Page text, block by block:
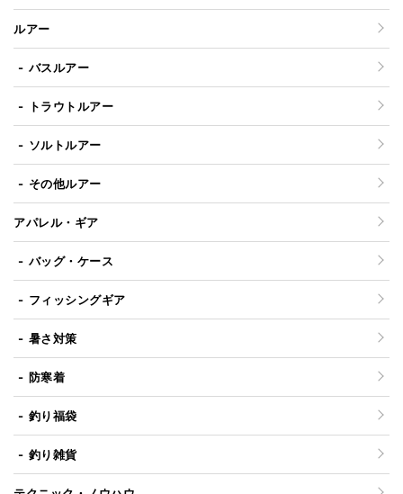
ルアー
バスルアー
トラウトルアー
ソルトルアー
その他ルアー
アパレル・ギア
バッグ・ケース
フィッシングギア
暑さ対策
防寒着
釣り福袋
釣り雑貨